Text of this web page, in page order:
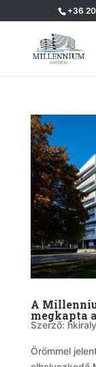
+36
A
megkapta
Szerző: hkiraly
Örömmel